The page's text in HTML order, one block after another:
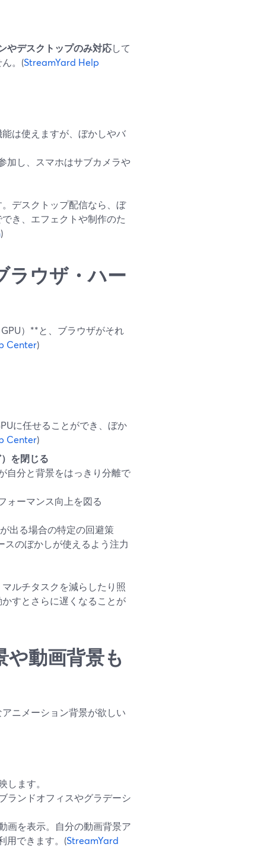
やデスクトップのみ対応して
。(StreamYard Help
は使えますが、ぼかしやバ
加し、スマホはサブカメラや
デスクトップ配信なら、ぼ
き、エフェクトや制作のた
)
ラウザ・ハー
）**と、ブラウザがそれ
Center)
に任せることができ、ぼか
Center)
を閉じる
自分と背景をはっきり分離で
ォーマンス向上を図る
出る場合の特定の回避策
スのぼかしが使えるよう注力
ルチタスクを減らしたり照
すとさらに遅くなることが
動画背景も
ニメーション背景が欲しい
ます。
ランドオフィスやグラデーシ
画を表示。自分の動画背景ア
用できます。(StreamYard